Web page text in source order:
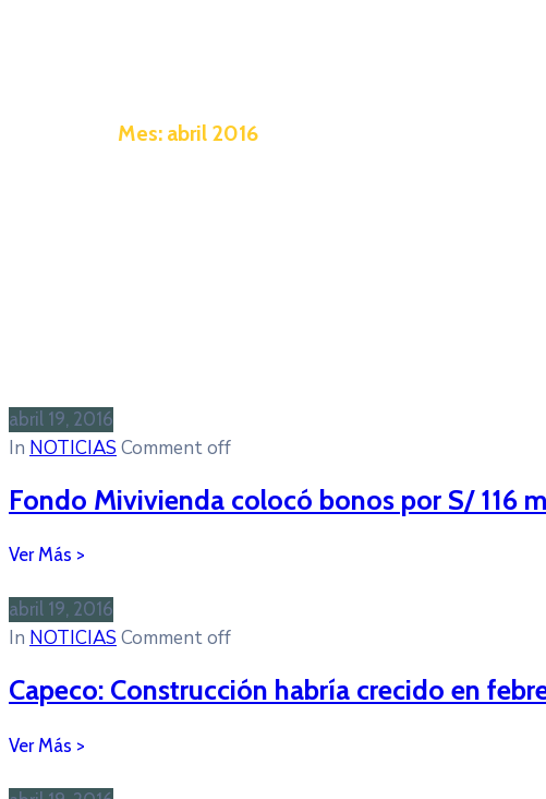
Mes: abril 2016
abril 19, 2016
In NOTICIAS Comment off
Fondo Mivivienda colocó bonos por S/ 116
abril 19, 2016
In NOTICIAS Comment off
Capeco: Construcción habría crecido en